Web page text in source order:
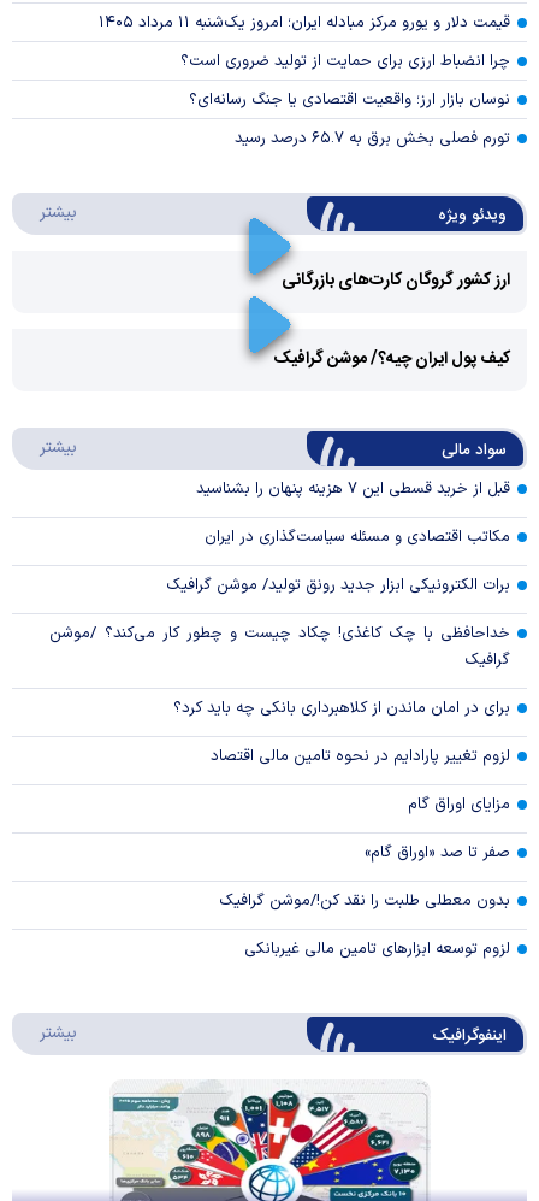
قیمت دلار و یورو مرکز مبادله ایران؛ امروز یک‌شنبه ۱۱ مرداد ۱۴۰۵
چرا انضباط ارزی برای حمایت از تولید ضروری است؟
نوسان بازار ارز؛ واقعیت اقتصادی یا جنگ رسانه‌ای؟
تورم فصلی بخش برق به ۶۵.۷ درصد رسید
ویدئو ویژه بیشتر
ارز کشور گروگان کارت‌های بازرگانی
Video
کیف پول ایران چیه؟/ موشن گرافیک
سواد مالی بیشتر
قبل از خرید قسطی این ۷ هزینه پنهان را بشناسید
مکاتب اقتصادی و مسئله سیاست‌گذاری در ایران
برات الکترونیکی ابزار جدید رونق تولید/ موشن گرافیک
خداحافظی با چک کاغذی! چکاد چیست و چطور کار می‌کند؟ /موشن
گرافیک
برای در امان ماندن از کلاهبرداری بانکی چه باید کرد؟
لزوم تغییر پارادایم در نحوه تامین مالی اقتصاد
مزایای اوراق گام
صفر تا صد «اوراق گام»
بدون معطلی طلبت را نقد کن!/موشن گرافیک
لزوم توسعه ابزارهای تامین مالی غیربانکی
اینفوگرافیک بیشتر